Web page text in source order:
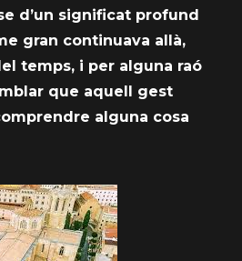
d’un significat profund
gran continuava allà,
temps, i per alguna raó
que aquell gest
alguna cosa